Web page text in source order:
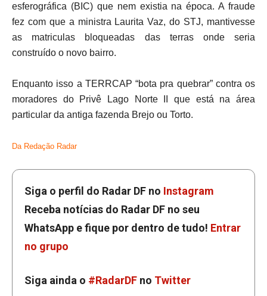
esferográfica (BIC) que nem existia na época. A fraude
fez com que a ministra Laurita Vaz, do STJ, mantivesse
as matriculas bloqueadas das terras onde seria
construído o novo bairro.
Enquanto isso a TERRCAP “bota pra quebrar” contra os
moradores do Privê Lago Norte II que está na área
particular da antiga fazenda Brejo ou Torto.
Da Redação Radar
Siga o perfil do Radar DF no Instagram
Receba notícias do Radar DF no seu
WhatsApp e fique por dentro de tudo! Entrar
no grupo
Siga ainda o #RadarDF no Twitter